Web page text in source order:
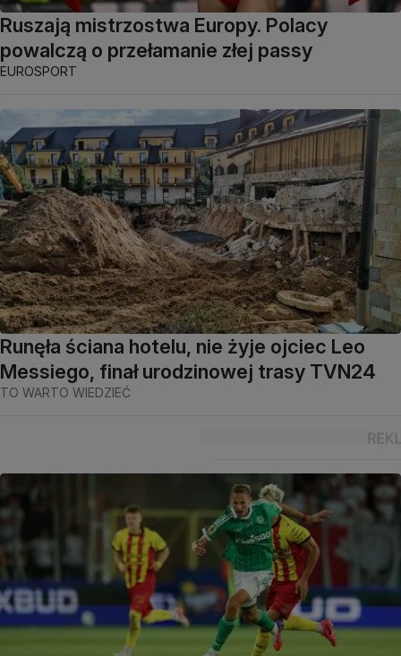
Ruszają mistrzostwa Europy. Polacy
powalczą o przełamanie złej passy
EUROSPORT
Runęła ściana hotelu, nie żyje ojciec Leo
Messiego, finał urodzinowej trasy TVN24
TO WARTO WIEDZIEĆ